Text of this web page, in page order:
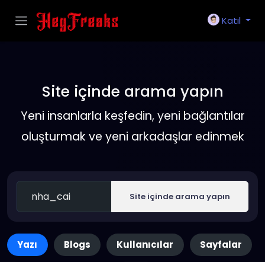
Katıl
Site içinde arama yapın
Yeni insanlarla keşfedin, yeni bağlantılar
oluşturmak ve yeni arkadaşlar edinmek
Site içinde arama yapın
Yazı Blogs Kullanıcılar Sayfalar